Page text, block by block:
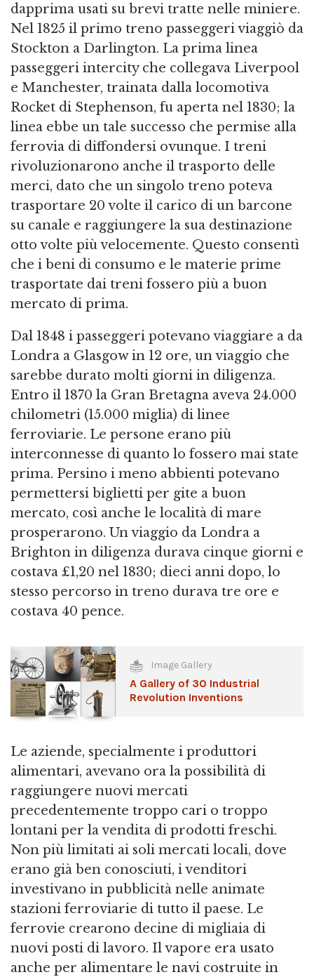
dapprima usati su brevi tratte nelle miniere.
Nel 1825 il primo treno passeggeri viaggiò da
Stockton a Darlington. La prima linea
passeggeri intercity che collegava Liverpool
e Manchester, trainata dalla locomotiva
Rocket di Stephenson, fu aperta nel 1830; la
linea ebbe un tale successo che permise alla
ferrovia di diffondersi ovunque. I treni
rivoluzionarono anche il trasporto delle
merci, dato che un singolo treno poteva
trasportare 20 volte il carico di un barcone
su canale e raggiungere la sua destinazione
otto volte più velocemente. Questo consentì
che i beni di consumo e le materie prime
trasportate dai treni fossero più a buon
mercato di prima.
Dal 1848 i passeggeri potevano viaggiare a da
Londra a Glasgow in 12 ore, un viaggio che
sarebbe durato molti giorni in diligenza.
Entro il 1870 la Gran Bretagna aveva 24.000
chilometri (15.000 miglia) di linee
ferroviarie. Le persone erano più
interconnesse di quanto lo fossero mai state
prima. Persino i meno abbienti potevano
permettersi biglietti per gite a buon
mercato, così anche le località di mare
prosperarono. Un viaggio da Londra a
Brighton in diligenza durava cinque giorni e
costava £1,20 nel 1830; dieci anni dopo, lo
stesso percorso in treno durava tre ore e
costava 40 pence.
Image Gallery
A Gallery of 30 Industrial
Revolution Inventions
Le aziende, specialmente i produttori
alimentari, avevano ora la possibilità di
raggiungere nuovi mercati
precedentemente troppo cari o troppo
lontani per la vendita di prodotti freschi.
Non più limitati ai soli mercati locali, dove
erano già ben conosciuti, i venditori
investivano in pubblicità nelle animate
stazioni ferroviarie di tutto il paese. Le
ferrovie crearono decine di migliaia di
nuovi posti di lavoro. Il vapore era usato
anche per alimentare le navi costruite in